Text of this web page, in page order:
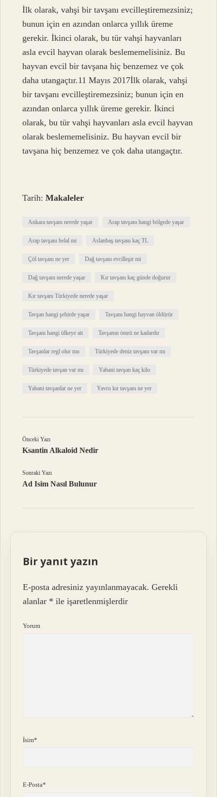
İlk olarak, vahşi bir tavşanı evcilleştiremezsiniz;
bunun için en azından onlarca yıllık üreme
gerekir. İkinci olarak, bu tür vahşi hayvanları
asla evcil hayvan olarak beslememelisiniz. Bu
hayvan evcil bir tavşana hiç benzemez ve çok
daha utangaçtır.11 Mayıs 2017İlk olarak, vahşi
bir tavşanı evcilleştiremezsiniz; bunun için en
azından onlarca yıllık üreme gerekir. İkinci
olarak, bu tür vahşi hayvanları asla evcil hayvan
olarak beslememelisiniz. Bu hayvan evcil bir
tavşana hiç benzemez ve çok daha utangaçtır.
Tarih:Makaleler
Ankara tavşanı nerede yaşar Arap tavşanı hangi bölgede yaşar
Arap tavşanı helal mi Aslanbaş tavşanı kaç TL
Çöl tavşanı ne yer Dağ tavşanı evcilleşir mi
Dağ tavşanı nerede yaşar Kır tavşanı kaç günde doğurur
Kır tavşanı Türkiyede nerede yaşar
Tavşan hangi şehirde yaşar Tavşanı hangi hayvan öldürür
Tavşanı hangi ülkeye ait Tavşanın ömrü ne kadardır
Tavşanlar regl olur mu Türkiyede deniz tavşanı var mı
Türkiyede tavşan var mı Yabani tavşan kaç kilo
Yabani tavşanlar ne yer Yavru kır tavşanı ne yer
Önceki Yazı
Ksantin Alkaloid Nedir
Sonraki Yazı
Ad Isim Nasıl Bulunur
Bir yanıt yazın
E-posta adresiniz yayınlanmayacak. Gerekli
alanlar * ile işaretlenmişlerdir
Yorum
İsim*
E-Posta*